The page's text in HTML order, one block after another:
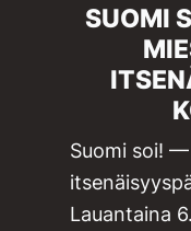
SUOMI
Suomi soi! —
Lauantaina